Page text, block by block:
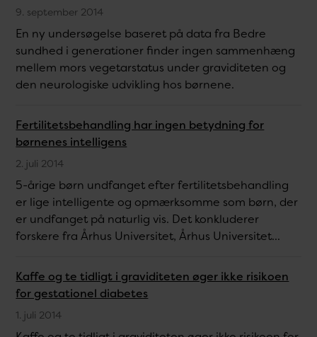
9. september 2014
En ny undersøgelse baseret på data fra Bedre
sundhed i generationer finder ingen sammenhæng
mellem mors vegetarstatus under graviditeten og
den neurologiske udvikling hos børnene.
Fertilitetsbehandling har ingen betydning for
børnenes intelligens
2. juli 2014
5-årige børn undfanget efter fertilitetsbehandling
er lige intelligente og opmærksomme som børn, der
er undfanget på naturlig vis. Det konkluderer
forskere fra Århus Universitet, Århus Universitet...
Kaffe og te tidligt i graviditeten øger ikke risikoen
for gestationel diabetes
1. juli 2014